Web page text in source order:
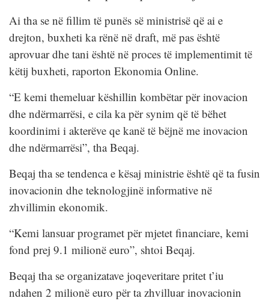
Ai tha se në fillim të punës së ministrisë që ai e
drejton, buxheti ka rënë në draft, më pas është
aprovuar dhe tani është në proces të implementimit të
këtij buxheti, raporton Ekonomia Online.
“E kemi themeluar këshillin kombëtar për inovacion
dhe ndërmarrësi, e cila ka për synim që të bëhet
koordinimi i akterëve qe kanë të bëjnë me inovacion
dhe ndërmarrësi”, tha Beqaj.
Beqaj tha se tendenca e kësaj ministrie është që ta fusin
inovacionin dhe teknologjinë informative në
zhvillimin ekonomik.
“Kemi lansuar programet për mjetet financiare, kemi
fond prej 9.1 milionë euro”, shtoi Beqaj.
Beqaj tha se organizatave joqeveritare pritet t’iu
ndahen 2 milionë euro për ta zhvilluar inovacionin